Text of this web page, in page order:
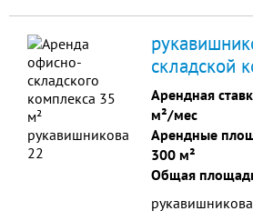
линия.
отдельный
проходимость.
ремонт,
Иде...
складской
Арендная
м²/мес
Арендные
300 м²
Общая